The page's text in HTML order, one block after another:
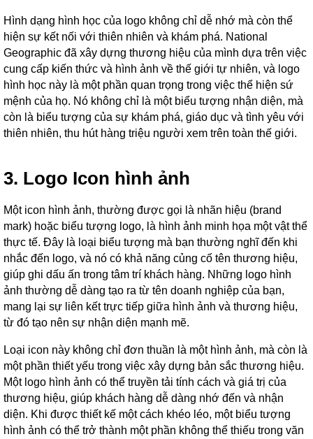
Hình dạng hình học của logo không chỉ dễ nhớ mà còn thể
hiện sự kết nối với thiên nhiên và khám phá. National
Geographic đã xây dựng thương hiệu của mình dựa trên việc
cung cấp kiến thức và hình ảnh về thế giới tự nhiên, và logo
hình học này là một phần quan trọng trong việc thể hiện sứ
mệnh của họ. Nó không chỉ là một biểu tượng nhận diện, mà
còn là biểu tượng của sự khám phá, giáo dục và tình yêu với
thiên nhiên, thu hút hàng triệu người xem trên toàn thế giới.
3. Logo Icon hình ảnh
Một icon hình ảnh, thường được gọi là nhãn hiệu (brand
mark) hoặc biểu tượng logo, là hình ảnh minh họa một vật thể
thực tế. Đây là loại biểu tượng mà bạn thường nghĩ đến khi
nhắc đến logo, và nó có khả năng củng cố tên thương hiệu,
giúp ghi dấu ấn trong tâm trí khách hàng. Những logo hình
ảnh thường dễ dàng tạo ra từ tên doanh nghiệp của bạn,
mang lại sự liên kết trực tiếp giữa hình ảnh và thương hiệu,
từ đó tạo nên sự nhận diện mạnh mẽ.
Loại icon này không chỉ đơn thuần là một hình ảnh, mà còn là
một phần thiết yếu trong việc xây dựng bản sắc thương hiệu.
Một logo hình ảnh có thể truyền tải tính cách và giá trị của
thương hiệu, giúp khách hàng dễ dàng nhớ đến và nhận
diện. Khi được thiết kế một cách khéo léo, một biểu tượng
hình ảnh có thể trở thành một phần không thể thiếu trong văn